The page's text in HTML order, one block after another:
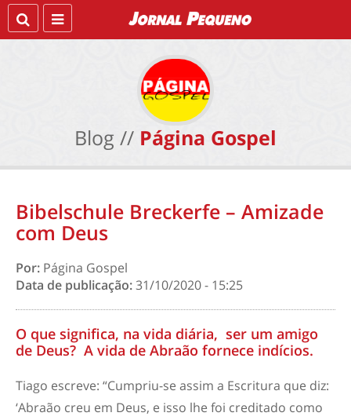
Blog // Página Gospel
Bibelschule Breckerfe – Amizade
com Deus
Por: Página Gospel
Data de publicação:31/10/2020 - 15:25
O que significa, na vida diária, ser um amigo
de Deus? A vida de Abraão fornece indícios.
Tiago escreve: “Cumpriu-se assim a Escritura que diz:
‘Abraão creu em Deus, e isso lhe foi creditado como